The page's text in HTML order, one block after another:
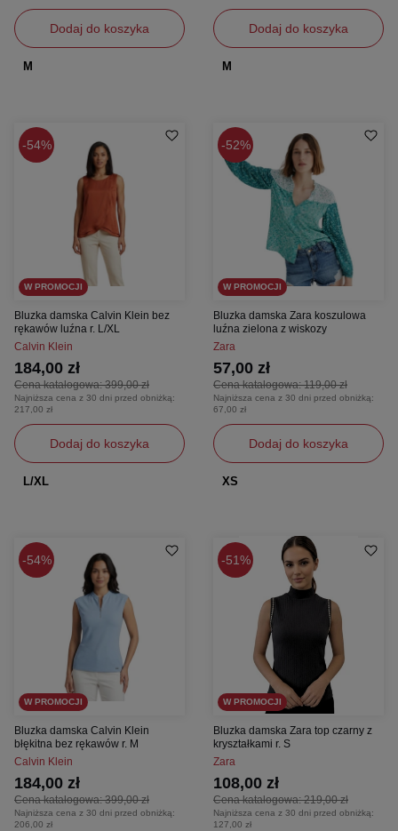
Dodaj do koszyka
M
Dodaj do koszyka
M
54%
W PROMOCJI
Bluzka damska Calvin Klein bez
rękawów luźna r. L/XL
Calvin Klein
Cena katalogowa:399,00 zł
184,00 zł
Najniższa cena z 30 dni przed obniżką:
217,00 zł
Dodaj do koszyka
L/XL
52%
W PROMOCJI
Bluzka damska Zara koszulowa
luźna zielona z wiskozy
Zara
Cena katalogowa:119,00 zł
57,00 zł
Najniższa cena z 30 dni przed obniżką:
67,00 zł
Dodaj do koszyka
XS
54%
W PROMOCJI
Bluzka damska Calvin Klein
błękitna bez rękawów r. M
Calvin Klein
Cena katalogowa:399,00 zł
184,00 zł
Najniższa cena z 30 dni przed obniżką:
206,00 zł
51%
W PROMOCJI
Bluzka damska Zara top czarny z
kryształkami r. S
Zara
Cena katalogowa:219,00 zł
108,00 zł
Najniższa cena z 30 dni przed obniżką:
127,00 zł